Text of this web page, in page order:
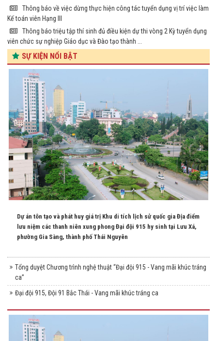
Thông báo về việc dừng thực hiện công tác tuyển dụng vị trí việc làm
Kế toán viên Hạng III
Thông báo triệu tập thí sinh đủ điều kiện dự thi vòng 2 Kỳ tuyển dụng
viên chức sự nghiệp Giáo dục và Đào tạo thành ...
SỰ KIỆN NỔI BẬT
Dự án tôn tạo và phát huy giá trị Khu di tích lịch sử quốc gia Địa điểm
lưu niệm các thanh niên xung phong Đại đội 915 hy sinh tại Lưu Xá,
phường Gia Sàng, thành phố Thái Nguyên
Tổng duyệt Chương trình nghệ thuật “Đại đội 915 - Vang mãi khúc tráng
ca”
Đại đội 915, Đội 91 Bắc Thái - Vang mãi khúc tráng ca